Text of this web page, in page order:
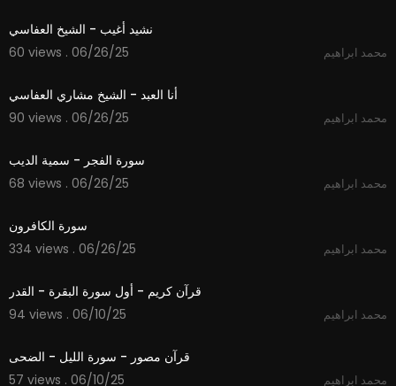
نشيد أغيب - الشيخ العفاسي
60 views . 06/26/25
محمد ابراهيم
أنا العبد - الشيخ مشاري العفاسي
90 views . 06/26/25
محمد ابراهيم
سورة الفجر - سمية الديب
68 views . 06/26/25
محمد ابراهيم
سورة الكافرون
334 views . 06/26/25
محمد ابراهيم
قرآن كريم - أول سورة البقرة - القدر
94 views . 06/10/25
محمد ابراهيم
قرآن مصور - سورة الليل - الضحى
57 views . 06/10/25
محمد ابراهيم